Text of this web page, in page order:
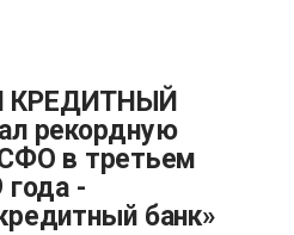
рекордную
в третьем
года -
банк»